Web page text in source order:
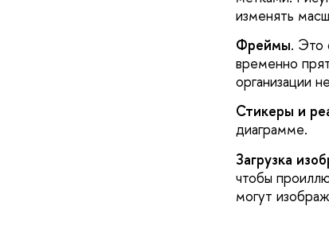
изменять
Фреймы. Это
временно
организации
Стикеры и
диаграмме.
Загрузка
чтобы
могут